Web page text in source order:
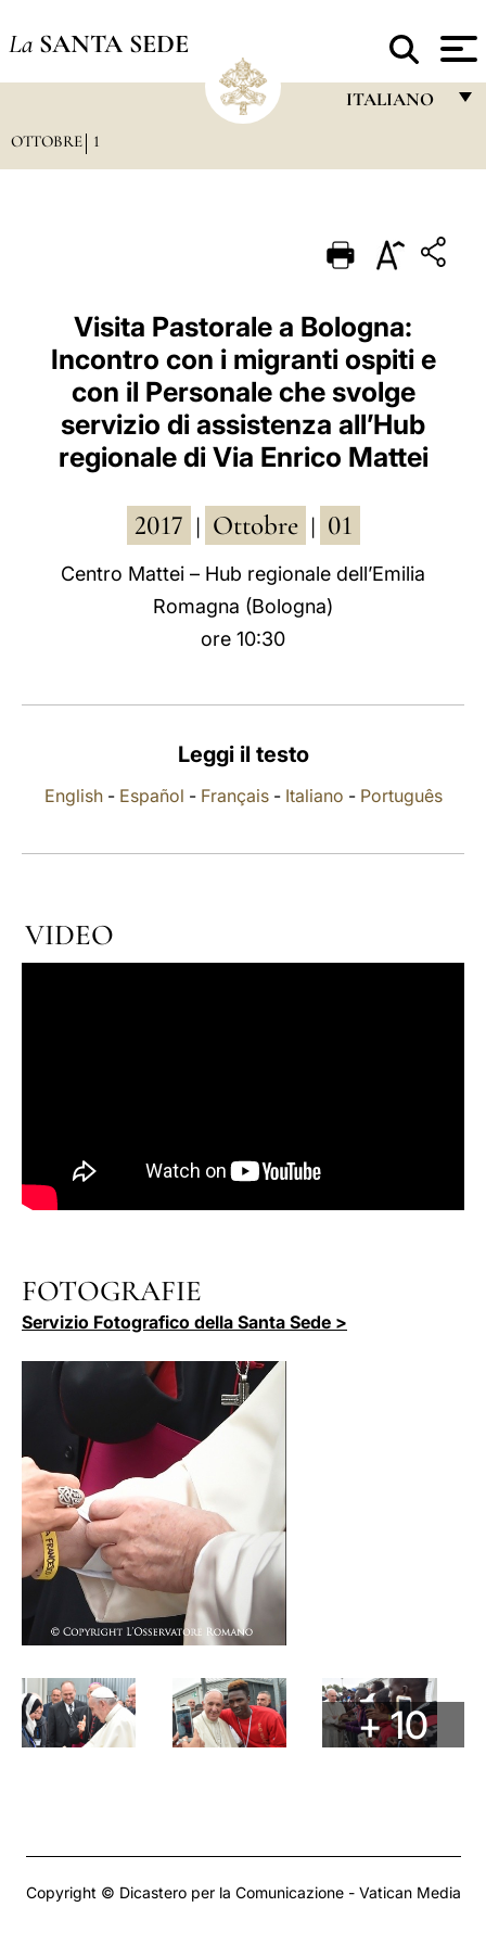
La SANTA SEDE
ITALIANO
PORTUGUÊS
DEUTSCH
POLSKI
العربيّة
LATINE
OTTOBRE 1
Visita Pastorale a Bologna:
Incontro con i migranti ospiti e
con il Personale che svolge
servizio di assistenza all’Hub
regionale di Via Enrico Mattei
2017 Ottobre 01
Centro Mattei – Hub regionale dell’Emilia
Romagna (Bologna)
ore 10:30
Leggi il testo
English- Español - Français- Italiano - Português
VIDEO
FOTOGRAFIE
Servizio Fotografico della Santa Sede >
+ 10
Copyright © Dicastero per la Comunicazione - Vatican Media